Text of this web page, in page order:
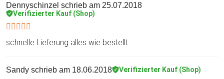
Dennyschinzel schrieb am 25.07.2018
Verifizierter Kauf (Shop)
schnelle Lieferung alles wie bestellt
Sandy schrieb am 18.06.2018 Verifizierter Kauf (Shop)